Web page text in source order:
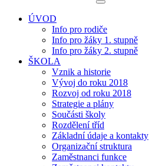
ÚVOD
Info pro rodiče
Info pro žáky 1. stupně
Info pro žáky 2. stupně
ŠKOLA
Vznik a historie
Vývoj do roku 2018
Rozvoj od roku 2018
Strategie a plány
Součásti školy
Rozdělení tříd
Základní údaje a kontakty
Organizační struktura
Zaměstnanci funkce